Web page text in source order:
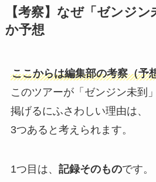
【考察】なぜ「ゼンジ
か予想
ここからは編集部の考察（予
このツアーが「ゼンジン未到
掲げるにふさわしい理由は、
3つあると考えられます。
1つ目は、 記録そのものです。